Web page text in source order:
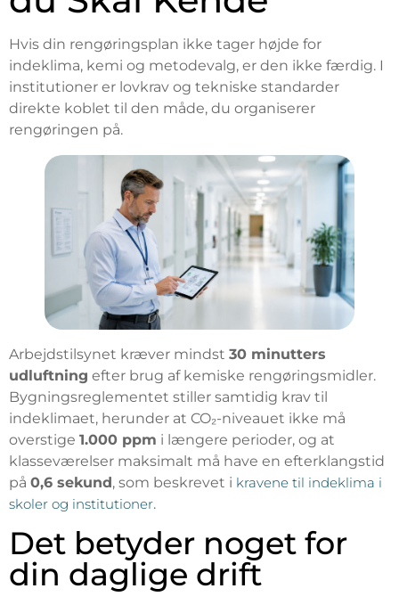
Hvis din rengøringsplan ikke tager højde for
indeklima, kemi og metodevalg, er den ikke færdig. I
institutioner er lovkrav og tekniske standarder
direkte koblet til den måde, du organiserer
rengøringen på.
Arbejdstilsynet kræver mindst 30 minutters
udluftning efter brug af kemiske rengøringsmidler.
Bygningsreglementet stiller samtidig krav til
indeklimaet, herunder at CO₂-niveauet ikke må
overstige 1.000 ppm i længere perioder, og at
klasseværelser maksimalt må have en efterklangstid
på 0,6 sekund, som beskrevet i kravene til indeklima i
skoler og institutioner.
Det betyder noget for
din daglige drift